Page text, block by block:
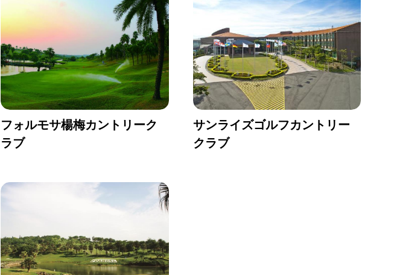
フォルモサ楊梅カントリーク
ラブ
サンライズゴルフカントリー
クラブ